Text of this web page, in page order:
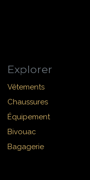
Explorer
Vêtements
Chaussures
Équipement
Bivouac
Bagagerie